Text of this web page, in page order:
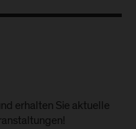
erhalten Sie aktuelle